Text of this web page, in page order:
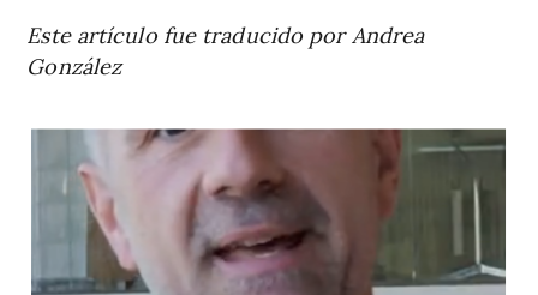
Este artículo fue traducido por Andrea
González